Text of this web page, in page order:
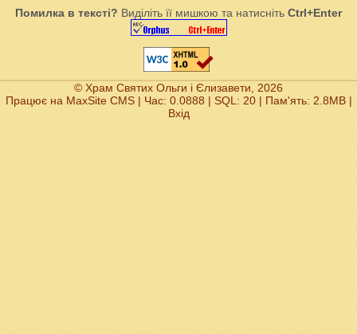
Помилка в тексті? Виділіть її мишкою та натисніть Ctrl+Enter
© Храм Святих Ольги і Єлизавети, 2026
Працює на MaxSite CMS| Час: 0.0888 | SQL: 20 | Пам'ять: 2.8MB|
Вхід